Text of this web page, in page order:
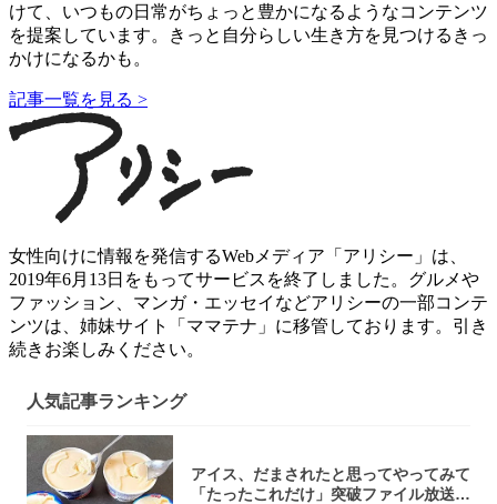
けて、いつもの日常がちょっと豊かになるようなコンテンツ
を提案しています。きっと自分らしい生き方を見つけるきっ
かけになるかも。
記事一覧を見る >
女性向けに情報を発信するWebメディア「アリシー」は、
2019年6月13日をもってサービスを終了しました。グルメや
ファッション、マンガ・エッセイなどアリシーの一部コンテ
ンツは、姉妹サイト「ママテナ」に移管しております。引き
続きお楽しみください。
人気記事ランキング
アイス、だまされたと思ってやってみて
「たったこれだけ」突破ファイル放送で